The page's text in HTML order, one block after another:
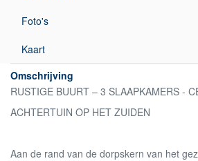
Foto's
Kaart
Omschrijving
RUSTIGE BUURT – 3 SLAAPKAMERS -
ACHTERTUIN OP HET ZUIDEN
Aan de rand van de dorpskern van het